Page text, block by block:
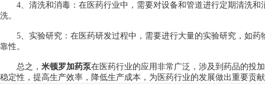
4、清洗和消毒：在医药行业中，需要对设备和管道进行定期清洗和
洗。
5、实验研究：在医药研发过程中，需要进行大量的实验研究，如药
靠性。
总之， 米顿罗加药泵在医药行业的应用非常广泛，涉及到药品的投
稳定性，提高生产效率，降低生产成本，为医药行业的发展做出重要贡